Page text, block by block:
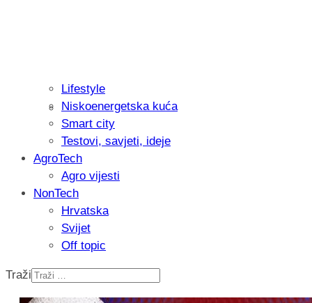
Isprobali smo: Thermostar
Recenzija: Einhell Professional CP-
Lifestyle
Niskoenergetska kuća
Smart city
Testovi, savjeti, ideje
AgroTech
Agro vijesti
NonTech
Hrvatska
Svijet
Off topic
Traži